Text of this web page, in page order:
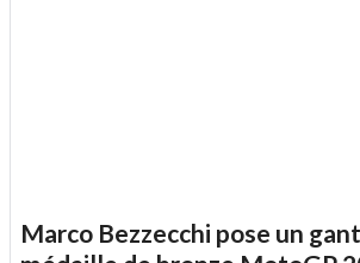
Marco Bezzecchi pose un